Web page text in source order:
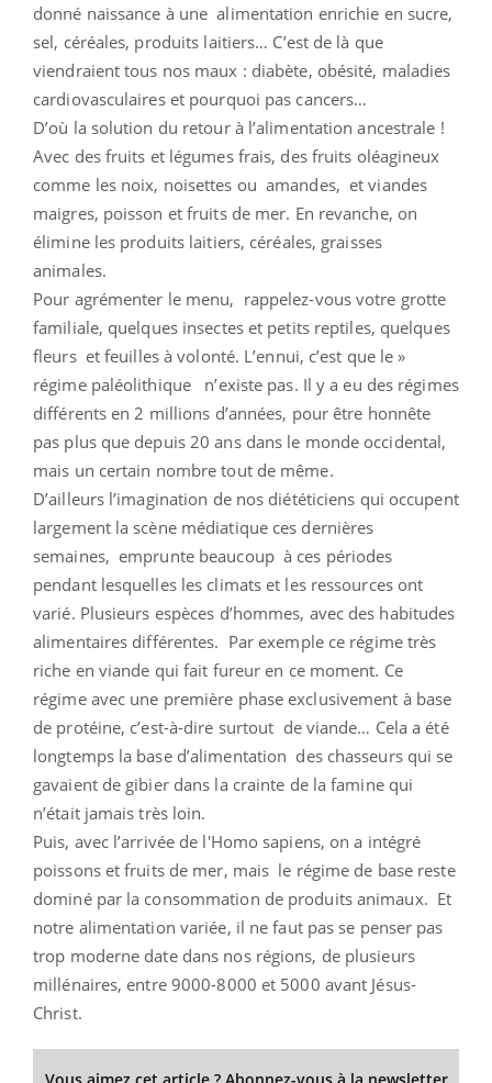
donné naissance à une alimentation enrichie en sucre,
sel, céréales, produits laitiers… C’est de là que
viendraient tous nos maux : diabète, obésité, maladies
cardiovasculaires et pourquoi pas cancers…
D’où la solution du retour à l’alimentation ancestrale !
Avec des fruits et légumes frais, des fruits oléagineux
comme les noix, noisettes ou amandes, et viandes
maigres, poisson et fruits de mer. En revanche, on
élimine les produits laitiers, céréales, graisses
animales.
Pour agrémenter le menu, rappelez-vous votre grotte
familiale, quelques insectes et petits reptiles, quelques
fleurs et feuilles à volonté. L’ennui, c’est que le »
régime paléolithique n’existe pas. Il y a eu des régimes
différents en 2 millions d’années, pour être honnête
pas plus que depuis 20 ans dans le monde occidental,
mais un certain nombre tout de même.
D’ailleurs l’imagination de nos diététiciens qui occupent
largement la scène médiatique ces dernières
semaines, emprunte beaucoup à ces périodes
pendant lesquelles les climats et les ressources ont
varié. Plusieurs espèces d’hommes, avec des habitudes
alimentaires différentes. Par exemple ce régime très
riche en viande qui fait fureur en ce moment. Ce
régime avec une première phase exclusivement à base
de protéine, c’est-à-dire surtout de viande… Cela a été
longtemps la base d’alimentation des chasseurs qui se
gavaient de gibier dans la crainte de la famine qui
n’était jamais très loin.
Puis, avec l’arrivée de l'Homo sapiens, on a intégré
poissons et fruits de mer, mais le régime de base reste
dominé par la consommation de produits animaux. Et
notre alimentation variée, il ne faut pas se penser pas
trop moderne date dans nos régions, de plusieurs
millénaires, entre 9000-8000 et 5000 avant Jésus-
Christ.